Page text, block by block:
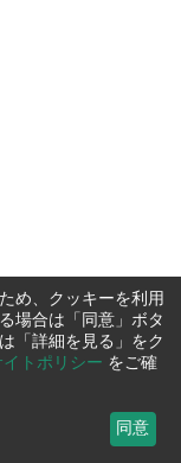
め、クッキーを利用
場合は「同意」ボタ
「詳細を見る」をク
イトポリシー をご確
同意